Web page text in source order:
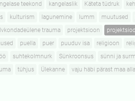
teekond kangelaslik Käteta tüdruk
kulturism lagunemine lumm muutused
trauma projektsioon
puella puer puuduv isa religioon
suhtekolmnurk Sünkroonsus sünni ja
tühjus Ülekanne vaju häbi pärast maa alla